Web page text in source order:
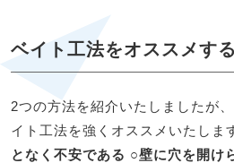
ベイト工法をオススメす
2つの方法を紹介いたしましたが
イト工法を強くオススメいたしま
となく不安である ○壁に穴を開け